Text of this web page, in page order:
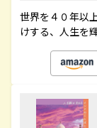
世界を４０年以
けする、人生を